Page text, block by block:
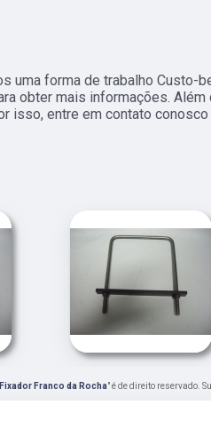
uma forma de trabalho Custo-
obter mais informações.
isso, entre em contato
Franco da Rocha" é de direito reservado.